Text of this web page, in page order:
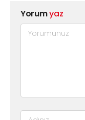
Yorumyaz